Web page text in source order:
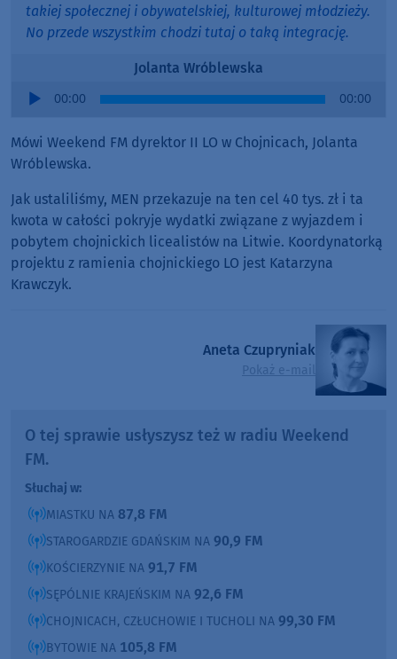
takiej społecznej i obywatelskiej, kulturowej młodzieży.
No przede wszystkim chodzi tutaj o taką integrację.
Jolanta Wróblewska
Audio
00:00 00:00
Mówi Weekend FM dyrektor II LO w Chojnicach, Jolanta
Wróblewska.
Jak ustaliliśmy, MEN przekazuje na ten cel 40 tys. zł i ta
kwota w całości pokryje wydatki związane z wyjazdem i
pobytem chojnickich licealistów na Litwie. Koordynatorką
projektu z ramienia chojnickiego LO jest Katarzyna
Krawczyk.
Aneta Czupryniak
Pokaż e-mail
O tej sprawie usłyszysz też w radiu Weekend
FM.
Słuchaj w:
MIASTKU NA 87,8 FM
STAROGARDZIE GDAŃSKIM NA 90,9 FM
KOŚCIERZYNIE NA 91,7 FM
SĘPÓLNIE KRAJEŃSKIM NA 92,6 FM
CHOJNICACH, CZŁUCHOWIE I TUCHOLI NA 99,30 FM
BYTOWIE NA 105,8 FM